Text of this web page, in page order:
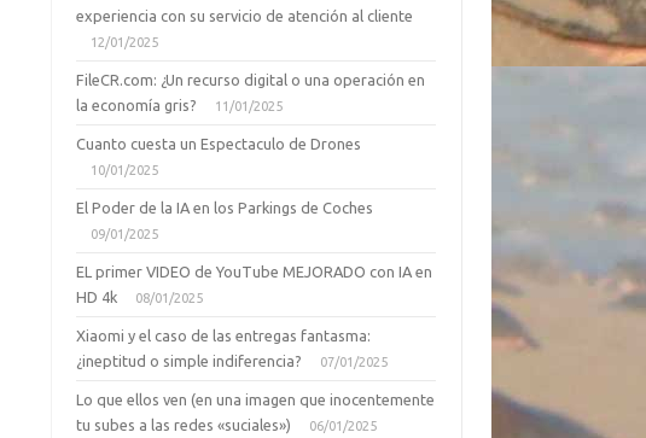
experiencia con su servicio de atención al cliente
12/01/2025
FileCR.com: ¿Un recurso digital o una operación en
la economía gris?
11/01/2025
Cuanto cuesta un Espectaculo de Drones
10/01/2025
El Poder de la IA en los Parkings de Coches
09/01/2025
EL primer VIDEO de YouTube MEJORADO con IA en
HD 4k
08/01/2025
Xiaomi y el caso de las entregas fantasma:
¿ineptitud o simple indiferencia?
07/01/2025
Lo que ellos ven (en una imagen que inocentemente
tu subes a las redes «suciales»)
06/01/2025